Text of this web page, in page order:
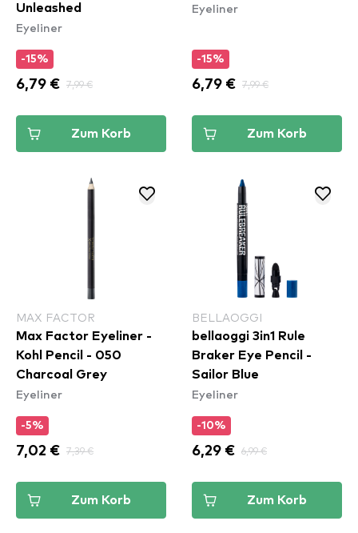
Unleashed
Eyeliner
-15%
6,79 € 7,99 €
Zum Korb
Eyeliner
-15%
6,79 € 7,99 €
Zum Korb
MAX FACTOR
Max Factor Eyeliner -
Kohl Pencil - 050
Charcoal Grey
Eyeliner
-5%
7,02 € 7,39 €
Zum Korb
BELLAOGGI
bellaoggi 3in1 Rule
Braker Eye Pencil -
Sailor Blue
Eyeliner
-10%
6,29 € 6,99 €
Zum Korb